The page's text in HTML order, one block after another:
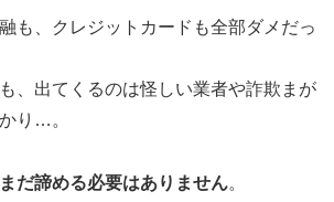
も、クレジットカードも全部ダメだっ
、出てくるのは怪しい業者や詐欺まが
り…。
まだ諦める必要はありません。